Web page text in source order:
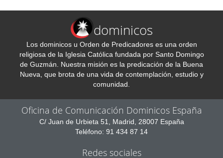
dominicos
Los dominicos u Orden de Predicadores es una orden
religiosa de la Iglesia Católica fundada por Santo Domingo
de Guzmán. Nuestra misión es la predicación de la Buena
Nueva, que brota de una vida de contemplación, estudio y
comunidad.
Oficina de Comunicación Dominicos España
C/ Juan de Urbieta 51, Madrid, 28007 España
Teléfono: 91 434 87 14
Redes sociales